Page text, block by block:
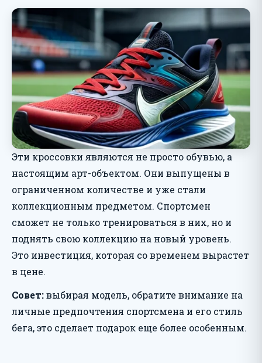
Эти кроссовки являются не просто обувью, а
настоящим арт-объектом. Они выпущены в
ограниченном количестве и уже стали
коллекционным предметом. Спортсмен
сможет не только тренироваться в них, но и
поднять свою коллекцию на новый уровень.
Это инвестиция, которая со временем вырастет
в цене.
Совет:выбирая модель, обратите внимание на
личные предпочтения спортсмена и его стиль
бега, это сделает подарок еще более особенным.